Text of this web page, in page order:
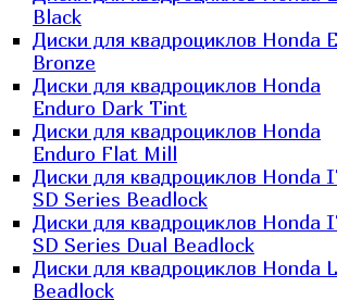
Black
Диски для квадроциклов Honda
Bronze
Диски для квадроциклов Honda
Enduro Dark Tint
Диски для квадроциклов Honda
Enduro Flat Mill
Диски для квадроциклов Honda
SD Series Beadlock
Диски для квадроциклов Honda
SD Series Dual Beadlock
Диски для квадроциклов Honda
Beadlock